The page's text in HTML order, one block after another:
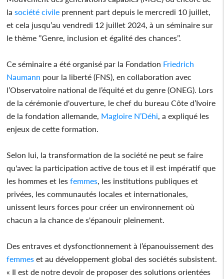
la société civile prennent part depuis le mercredi 10 juillet,
et cela jusqu’au vendredi 12 juillet 2024, à un séminaire sur
le thème ‘’Genre, inclusion et égalité des chances’’.
Ce séminaire a été organisé par la Fondation Friedrich
Naumann pour la liberté (FNS), en collaboration avec
l’Observatoire national de l’équité et du genre (ONEG). Lors
de la cérémonie d'ouverture, le chef du bureau Côte d’Ivoire
de la fondation allemande, Magloire N’Déhi, a expliqué les
enjeux de cette formation.
Selon lui, la transformation de la société ne peut se faire
qu'avec la participation active de tous et il est impératif que
les hommes et les femmes, les institutions publiques et
privées, les communautés locales et internationales,
unissent leurs forces pour créer un environnement où
chacun a la chance de s'épanouir pleinement.
Des entraves et dysfonctionnement à l’épanouissement des
femmes et au développement global des sociétés subsistent.
« Il est de notre devoir de proposer des solutions orientées